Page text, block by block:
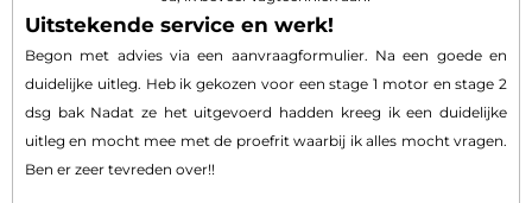
Uitstekende service en werk!
Begon met advies via een aanvraagformulier. Na een goede en
duidelijke uitleg. Heb ik gekozen voor een stage 1 motor en stage 2
dsg bak Nadat ze het uitgevoerd hadden kreeg ik een duidelijke
uitleg en mocht mee met de proefrit waarbij ik alles mocht vragen.
Ben er zeer tevreden over!!